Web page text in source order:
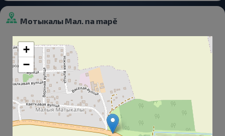
Мотыкалы Мал. na mapě
+
−